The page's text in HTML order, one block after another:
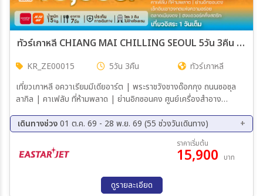
14 พ.ย. 69 - 18 พ.ย. 68
15 พ.ย. 69 - 19 พ.ย. 68
16 พ.ย. 69 - 20 พ.ย. 68
17 พ.ย. 69 - 21 พ.ย. 68
18 พ.ย. 69 - 22 พ.ย. 68
19 พ.ย. 69 - 23 พ.ย. 68
20 พ.ย. 69 - 24 พ.ย. 68
21 พ.ย. 69 - 25 พ.ย. 68
24 พ.ย. 69 - 28 พ.ย. 68
ทัวร์เกาหลี CHIANG MAI CHILLING SEOUL 5วัน 3คืน (ZE,7C)
KR_ZE00015 5วัน 3คืน
ทัวร์เกาหลี
เที่ยวเกาหลี อควาเรียมมีเดียอาร์ต | พระราชวังชางด๊อกกุง ถนนซอซุล
ลากิล | คาเฟลับ ที่ห้ามพลาด | ย่านอิกซอนคง ศูนย์เครื่องสำอาง
สมุนไพรเพื่อสุขภาพ | DUTY FREE ศูนย์รวมของวัยรุ่นเกาหลีเมียงดง
เที่ยวกรุงโซลแบบอิสระด้วยตัวเอง (SEOUL CITY SELF TOUR) (NO
BUS)
เดินทางช่วง01 ต.ค. 69 - 28 พ.ย. 69 (55 ช่วงวันเดินทาง)
02 ต.ค. 69 - 06 ต.ค. 69
03 ต.ค. 69 - 07 ต.ค. 69
04 ต.ค. 69 - 08 ต.ค. 69
06 ต.ค. 69 - 10 ต.ค. 69
08 ต.ค. 69 - 12 ต.ค. 69
10 ต.ค. 69 - 14 ต.ค. 69
ราคาเริ่มต้น
15,900 บาท
ดูรายละเอียด